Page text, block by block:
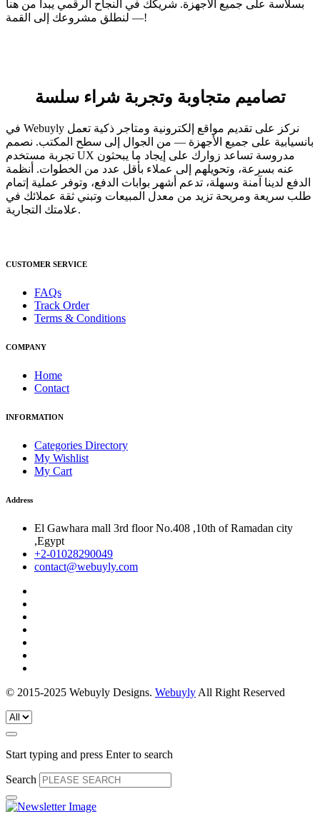
بسلاسة على جميع الأجهزة. شريكك في النجاح الرقمي يبدأ من هنا
— لنطلق مشروعك إلى القمة!
تصاميم متجاوبة وتجربة شراء سلسة
في Webuyly نركز على تقديم مواقع إلكترونية ومتاجر ذكية تعمل
بانسيابية على جميع الأجهزة — من الجوال إلى سطح المكتب. نصمم
تجربة مستخدم UX مدروسة تساعد زوارك على إيجاد ما يبحثون
عنه بسرعة، وتحويلهم إلى عملاء بأقل عدد من الخطوات. أنظمة
الدفع لدينا آمنة وسهلة، تدعم أشهر بوابات الدفع، وتوفر عملية إتمام
طلب سريعة ومريحة تزيد من معدل المبيعات وتبني ثقة عملائك في
علامتك التجارية.
CUSTOMER SERVICE
FAQs
Track Order
Terms & Conditions
COMPANY
Home
Contact
INFORMATION
Categories Directory
My Wishlist
My Cart
Address
El Gawhara mall 3rd floor No.408 ,10th of Ramadan city
,Egypt
+2-01028290049
contact@webuyly.com
© 2015-2025 Webuyly Designs. Webuyly All Right Reserved
Start typing and press Enter to search
Search